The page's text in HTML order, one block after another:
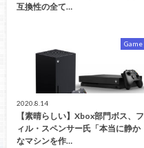
互換性の全て…
Game
2020.8.14
【素晴らしい】Xbox部門ボス、フ
ィル・スペンサー氏「本当に静か
なマシンを作…